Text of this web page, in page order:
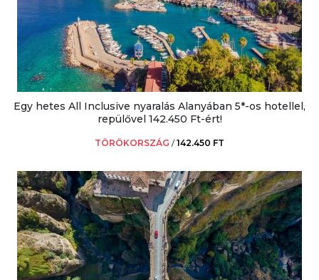
Egy hetes All Inclusive nyaralás Alanyában 5*-os hotellel,
repülővel 142.450 Ft-ért!
TÖRÖKORSZÁG /142.450 FT